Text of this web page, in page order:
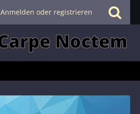
Anmelden oder registrieren